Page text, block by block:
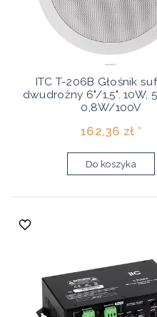
ITC T-206B Głośnik
dwudrożny 6"/1,5". 10W,
0,8W/100V
162,36 zł *
Do koszyka